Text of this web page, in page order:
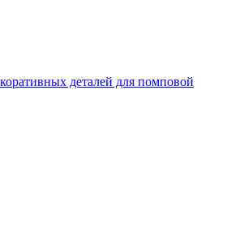
деталей для помповой